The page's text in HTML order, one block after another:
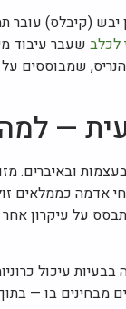
(קיבלס) עובר
לכלב שעבר עיבוד
שמבוססים
—
ובאיברים.
אדמה כממלאים
על עיקרון
עיכול
— בתוך 3-4 שבועות